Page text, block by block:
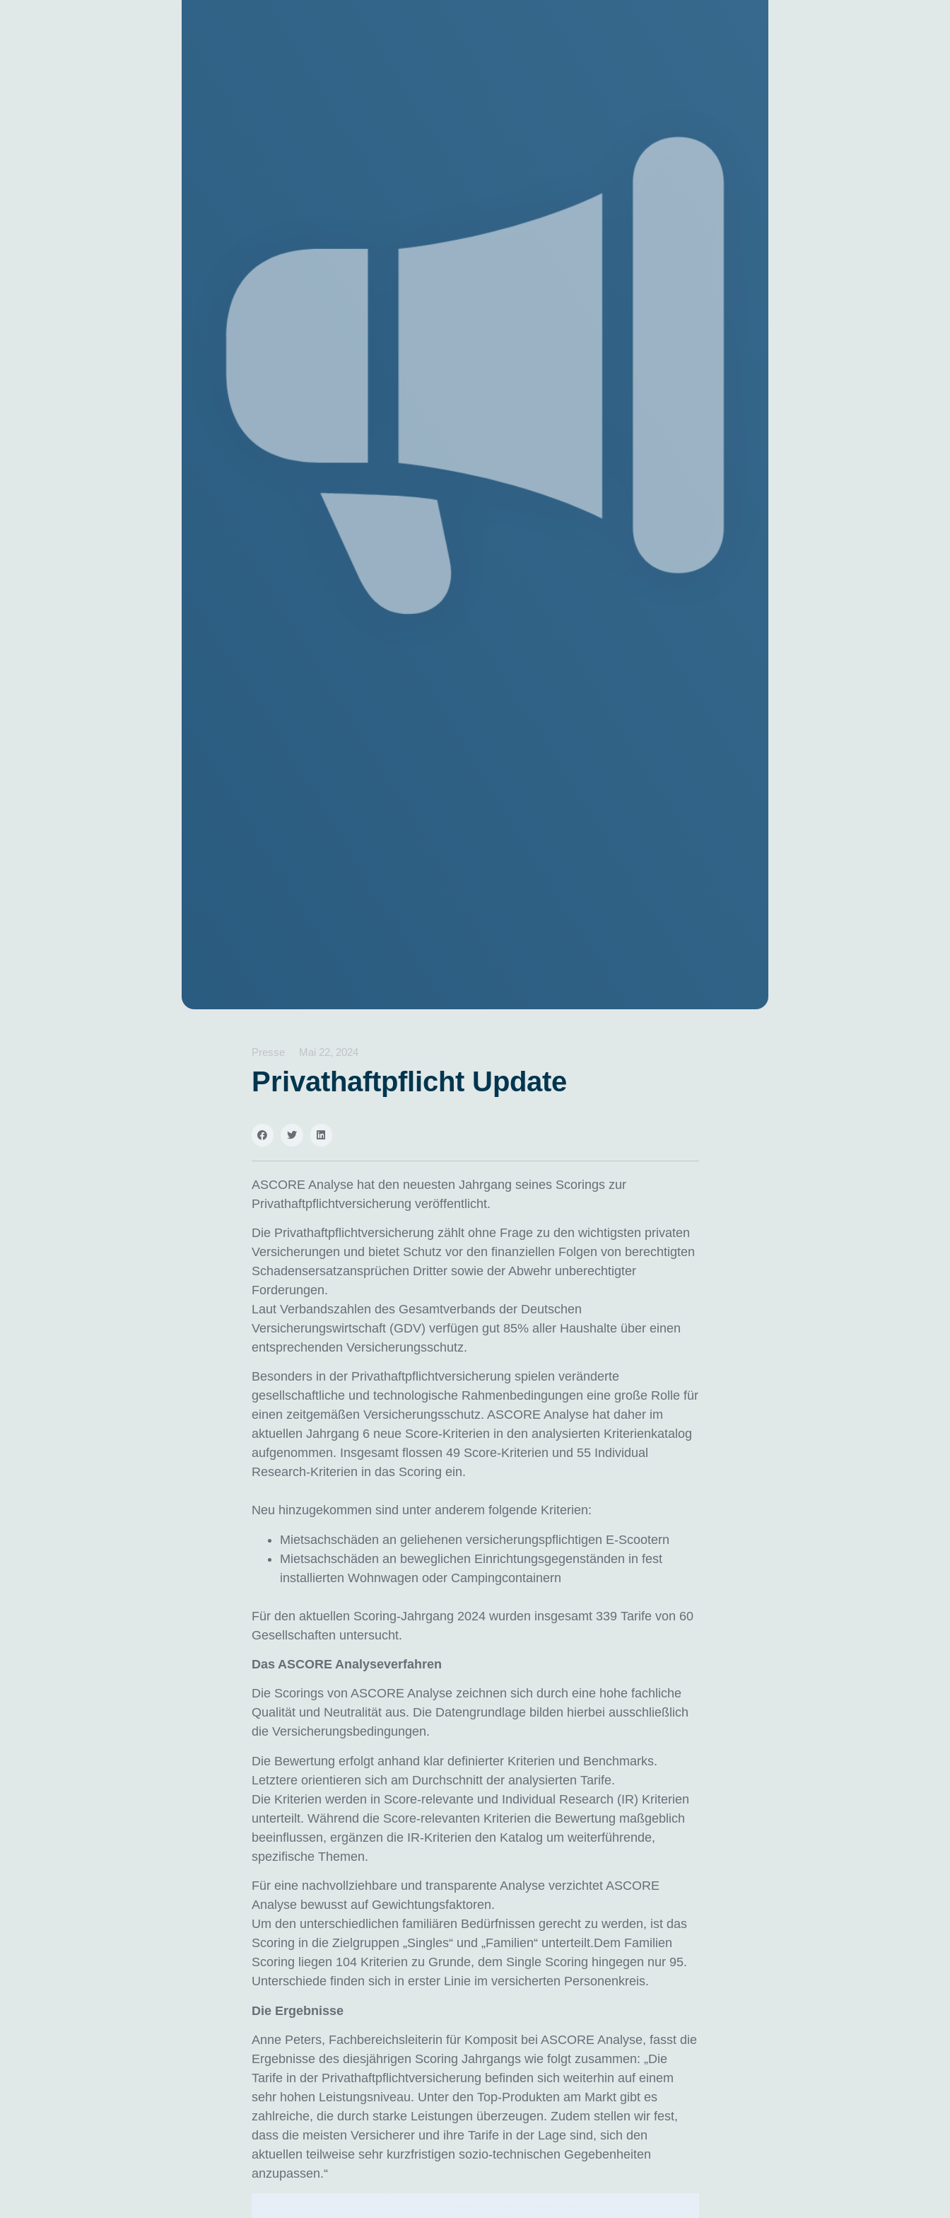
Presse Mai 22, 2024
Privathaftpflicht Update
ASCORE Analyse hat den neuesten Jahrgang seines Scorings zur
Privathaftpflichtversicherung veröffentlicht.
Die Privathaftpflichtversicherung zählt ohne Frage zu den wichtigsten privaten
Versicherungen und bietet Schutz vor den finanziellen Folgen von berechtigten
Schadensersatzansprüchen Dritter sowie der Abwehr unberechtigter
Forderungen.
Laut Verbandszahlen des Gesamtverbands der Deutschen
Versicherungswirtschaft (GDV) verfügen gut 85% aller Haushalte über einen
entsprechenden Versicherungsschutz.
Besonders in der Privathaftpflichtversicherung spielen veränderte
gesellschaftliche und technologische Rahmenbedingungen eine große Rolle für
einen zeitgemäßen Versicherungsschutz. ASCORE Analyse hat daher im
aktuellen Jahrgang 6 neue Score-Kriterien in den analysierten Kriterienkatalog
aufgenommen. Insgesamt flossen 49 Score-Kriterien und 55 Individual
Research-Kriterien in das Scoring ein.
Neu hinzugekommen sind unter anderem folgende Kriterien:
Mietsachschäden an geliehenen versicherungspflichtigen E-Scootern
Mietsachschäden an beweglichen Einrichtungsgegenständen in fest
installierten Wohnwagen oder Campingcontainern
Für den aktuellen Scoring-Jahrgang 2024 wurden insgesamt 339 Tarife von 60
Gesellschaften untersucht.
Das ASCORE Analyseverfahren
Die Scorings von ASCORE Analyse zeichnen sich durch eine hohe fachliche
Qualität und Neutralität aus. Die Datengrundlage bilden hierbei ausschließlich
die Versicherungsbedingungen.
Die Bewertung erfolgt anhand klar definierter Kriterien und Benchmarks.
Letztere orientieren sich am Durchschnitt der analysierten Tarife.
Die Kriterien werden in Score-relevante und Individual Research (IR) Kriterien
unterteilt. Während die Score-relevanten Kriterien die Bewertung maßgeblich
beeinflussen, ergänzen die IR-Kriterien den Katalog um weiterführende,
spezifische Themen.
Für eine nachvollziehbare und transparente Analyse verzichtet ASCORE
Analyse bewusst auf Gewichtungsfaktoren.
Um den unterschiedlichen familiären Bedürfnissen gerecht zu werden, ist das
Scoring in die Zielgruppen „Singles“ und „Familien“ unterteilt.Dem Familien
Scoring liegen 104 Kriterien zu Grunde, dem Single Scoring hingegen nur 95.
Unterschiede finden sich in erster Linie im versicherten Personenkreis.
Die Ergebnisse
Anne Peters, Fachbereichsleiterin für Komposit bei ASCORE Analyse, fasst die
Ergebnisse des diesjährigen Scoring Jahrgangs wie folgt zusammen: „Die
Tarife in der Privathaftpflichtversicherung befinden sich weiterhin auf einem
sehr hohen Leistungsniveau. Unter den Top-Produkten am Markt gibt es
zahlreiche, die durch starke Leistungen überzeugen. Zudem stellen wir fest,
dass die meisten Versicherer und ihre Tarife in der Lage sind, sich den
aktuellen teilweise sehr kurzfristigen sozio-technischen Gegebenheiten
anzupassen.“